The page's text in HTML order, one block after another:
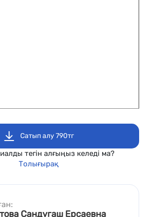
Сатып алу 790тг
тегін алғыңыз келеді ма?
Толығырақ
Сандугаш Ерсаевна